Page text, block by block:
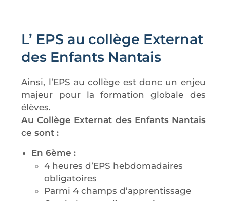
L’ EPS au collège Externat
des Enfants Nantais
Ainsi, l’EPS au collège est donc un enjeu
majeur pour la formation globale des
élèves.
Au Collège Externat des Enfants Nantais
ce sont :
En 6ème :
4 heures d’EPS hebdomadaires
obligatoires
Parmi 4 champs d’apprentissage